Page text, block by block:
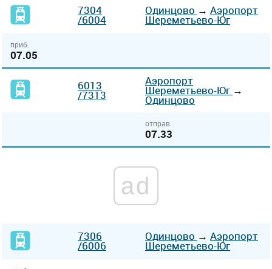
7304
/6004
Одинцово → Аэропорт
Шереметьево-Юг
приб.
07.05
6013
/7313
Аэропорт
Шереметьево-Юг →
Одинцово
отправ.
07.33
ad
7306
/6006
Одинцово → Аэропорт
Шереметьево-Юг